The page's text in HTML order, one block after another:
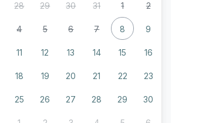
28 29 30 31 1 2
4 5 6 7 8 9
11 12 13 14 15 16
18 19 20 21 22 23
25 26 27 28 29 30